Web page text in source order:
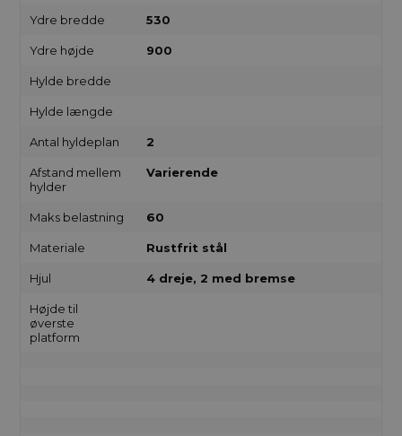
Ydre bredde 530
Ydre højde 900
Hylde bredde
Hylde længde
Antal hyldeplan 2
Afstand mellem
hylder
Varierende
Maks belastning 60
Materiale Rustfrit stål
Hjul 4 dreje, 2 med bremse
Højde til
øverste
platform